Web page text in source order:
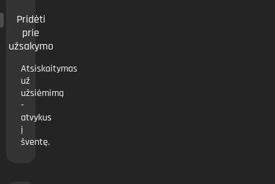
Pridėti
prie
užsakymo
Atsiskaitymas
už
užsiėmimą
-
atvykus
į
šventę.